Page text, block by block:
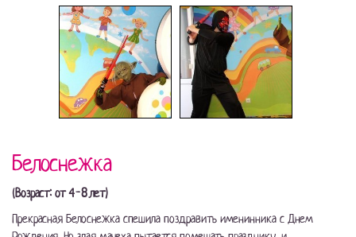
Белоснежка
(Возраст: от 4-8 лет)
Прекрасная Белоснежка спешила поздравить именинника с Днем